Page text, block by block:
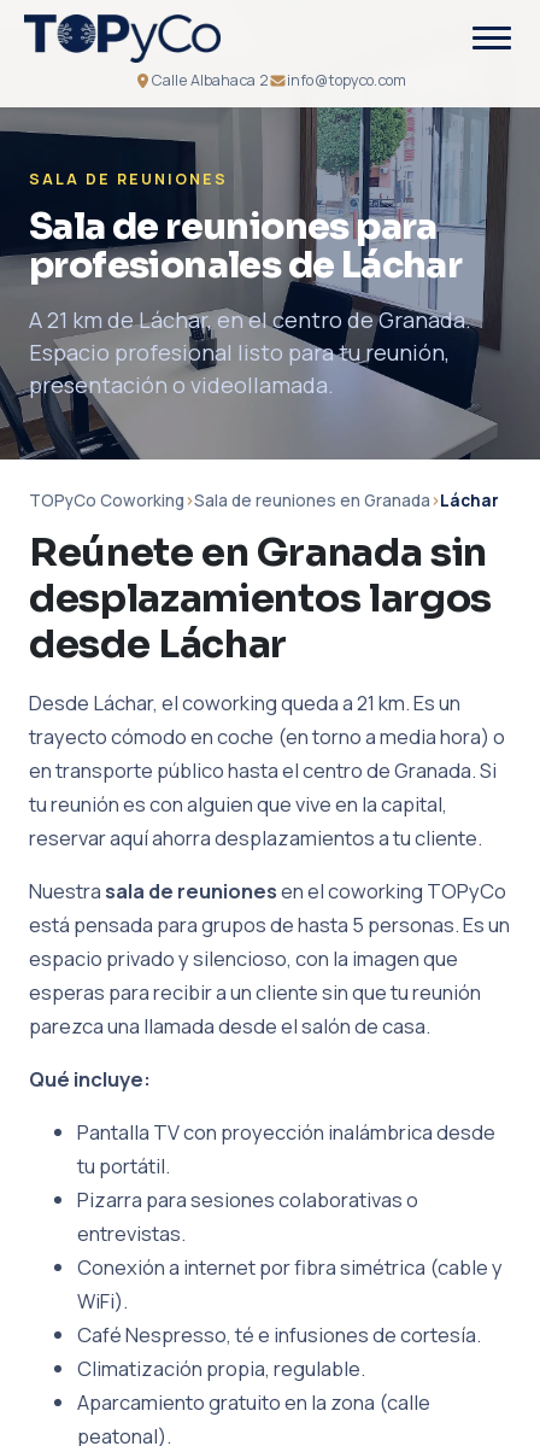
Calle Albahaca 2 info@topyco.com
SALA DE REUNIONES
Sala de reuniones para
profesionales de Láchar
A 21 km de Láchar, en el centro de Granada.
Espacio profesional listo para tu reunión,
presentación o videollamada.
TOPyCo Coworking›Sala de reuniones en Granada›Láchar
Reúnete en Granada sin
desplazamientos largos
desde Láchar
Desde Láchar, el coworking queda a 21 km. Es un
trayecto cómodo en coche (en torno a media hora) o
en transporte público hasta el centro de Granada. Si
tu reunión es con alguien que vive en la capital,
reservar aquí ahorra desplazamientos a tu cliente.
Nuestrasala de reunionesen el coworking TOPyCo
está pensada para grupos de hasta 5 personas. Es un
espacio privado y silencioso, con la imagen que
esperas para recibir a un cliente sin que tu reunión
parezca una llamada desde el salón de casa.
Qué incluye:
Pantalla TV con proyección inalámbrica desde
tu portátil.
Pizarra para sesiones colaborativas o
entrevistas.
Conexión a internet por fibra simétrica (cable y
WiFi).
Café Nespresso, té e infusiones de cortesía.
Climatización propia, regulable.
Aparcamiento gratuito en la zona (calle
peatonal).